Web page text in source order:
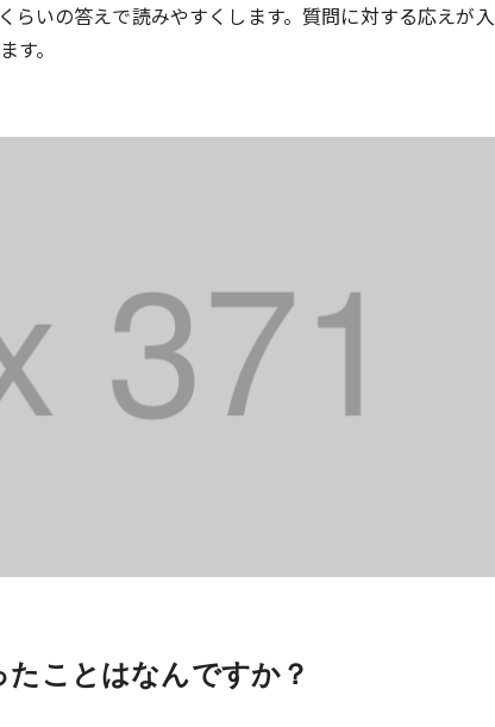
いの答えで読みやすくします。質問に対する応えが
す。
ことはなんですか？